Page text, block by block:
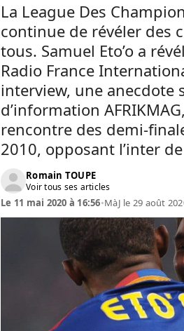
La League Des
continue de révéler des
tous. Samuel Eto’o a
Radio France
interview, une anecdote
d’information
rencontre des demi-
2010, opposant l’inter
Romain TOUPE
Voir tous ses articles
Le 11 mai 2020 à 16:56•MàJ le 29 août